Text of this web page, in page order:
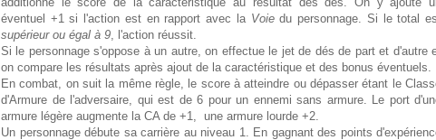
éventuel +1 si l'action est en rapport avec la Voiedu personnage. Si le total
supérieur ou égal à 9 , l'action réussit.
Si le personnage s'oppose à un autre, on effectue le jet de dés de part et d'autre
on compare les résultats après ajout de la caractéristique et des bonus éventuels.
En combat, on suit la même règle, le score à atteindre ou dépasser étant le
d'Armure de l'adversaire, qui est de 6 pour un ennemi sans armure. Le port
armure légère augmente la CA de +1, une armure lourde +2.
Un personnage débute sa carrière au niveau 1. En gagnant des points